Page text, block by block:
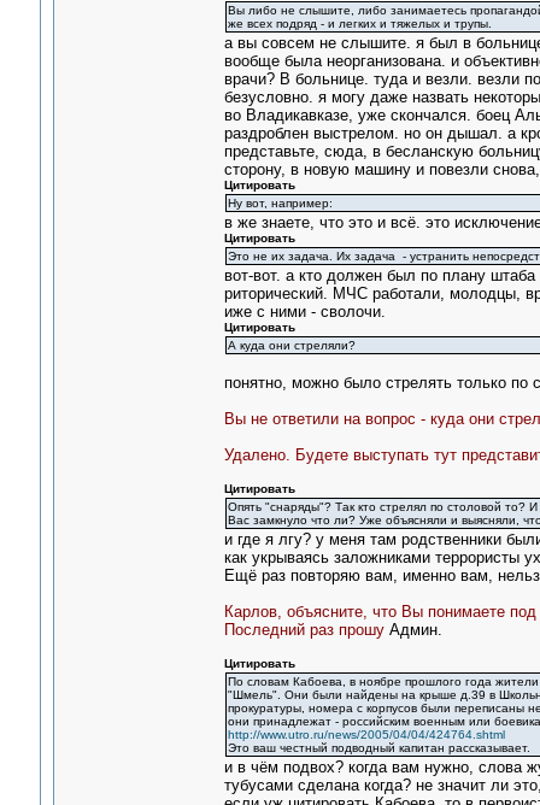
Вы либо не слышите, либо занимаетесь
же всех подряд - и легких и тяжелых и трупы.
а вы совсем не слышите. я был в
вообще была неорганизована. и
врачи? В больнице. туда и везли. везли
безусловно. я могу даже назвать
во Владикавказе, уже скончался. боец
раздроблен выстрелом. но он дышал. а
представьте, сюда, в бесланскую
сторону, в новую машину и повезли
Цитировать
Ну вот, например:
в же знаете, что это и всё. это
Цитировать
Это не их задача. Их задача - устранить
вот-вот. а кто должен был по плану
риторический. МЧС работали, молодцы,
иже с ними - сволочи.
Цитировать
А куда они стреляли?
понятно, можно было стрелять только по
Вы не ответили на вопрос - куда они
Удалено. Будете выступать тут
Цитировать
Опять "снаряды"? Так кто стрелял по столовой то?
Вас замкнуло что ли? Уже объясняли и выясняли,
и где я лгу? у меня там родственники
как укрываясь заложниками террористы
Ещё раз повторяю вам, именно вам,
Карлов, объясните, что Вы понимаете
Последний раз прошу Админ.
Цитировать
По словам Кабоева, в ноябре прошлого года
"Шмель". Они были найдены на крыше д.39 в
прокуратуры, номера с корпусов были переписаны
они принадлежат - российским военным или
http://www.utro.ru/news/2005/04/04/424764.shtml
Это ваш честный подводный капитан рассказывает.
и в чём подвох? когда вам нужно, слова
тубусами сделана когда? не значит ли